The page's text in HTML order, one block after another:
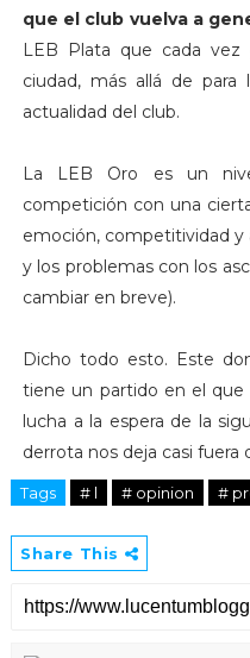
que el club vuelva a
LEB Plata que cada vez
ciudad, más allá de
actualidad del club.
La LEB Oro es un
competición con una
emoción, competitividad y
y los problemas con los
cambiar en breve).
Dicho todo esto. Este
tiene un partido en el que
lucha a la espera de la
derrota nos deja casi fuera
Tags # l # opinion #
Share This